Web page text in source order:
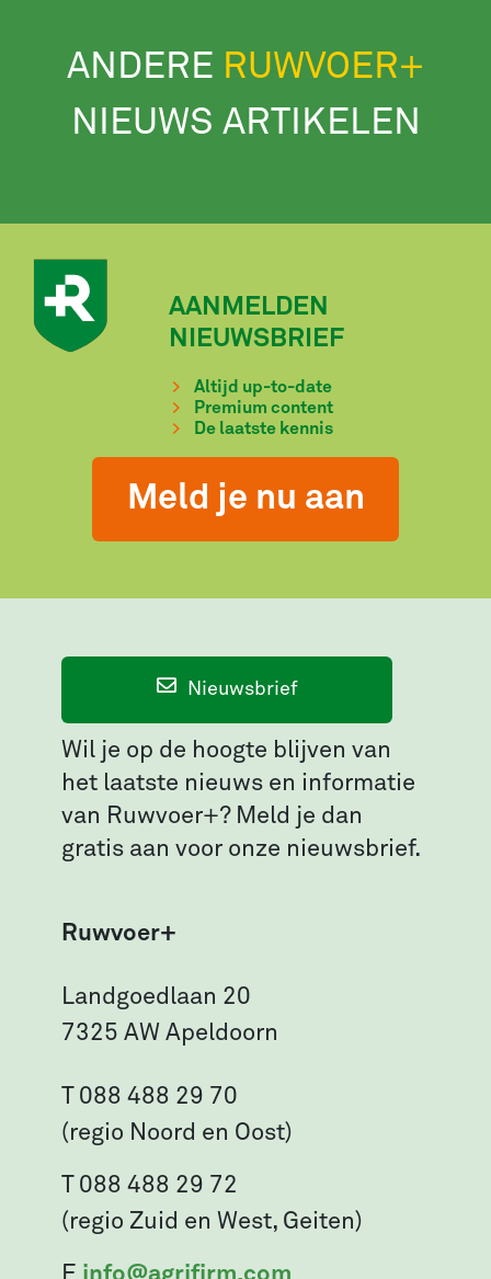
ANDERE RUWVOER+
NIEUWS ARTIKELEN
AANMELDEN
NIEUWSBRIEF
Altijd up-to-date
Premium content
De laatste kennis
Meld je nu aan
Nieuwsbrief
Wil je op de hoogte blijven van
het laatste nieuws en informatie
van Ruwvoer+? Meld je dan
gratis aan voor onze nieuwsbrief.
Ruwvoer+
Landgoedlaan 20
7325 AW Apeldoorn
T 088 488 29 70
(regio Noord en Oost)
T 088 488 29 72
(regio Zuid en West, Geiten)